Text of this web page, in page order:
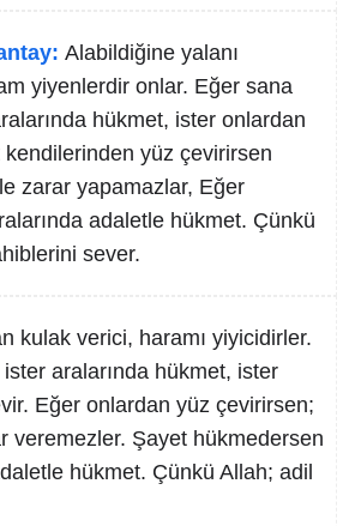
Alabildiğine yalanı
yiyenlerdir onlar. Eğer sana
hükmet, ister onlardan
yüz çevirirsen
zarar yapamazlar, Eğer
adaletle hükmet. Çünkü
sever.
kulak verici, haramı yiyicidirler.
aralarında hükmet, ister
Eğer onlardan yüz çevirirsen;
veremezler. Şayet hükmedersen
hükmet. Çünkü Allah; adil